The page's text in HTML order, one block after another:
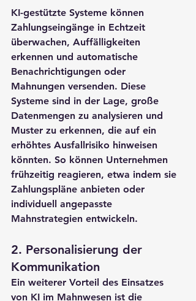
KI-gestützte Systeme können
Zahlungseingänge in Echtzeit
überwachen, Auffälligkeiten
erkennen und automatische
Benachrichtigungen oder
Mahnungen versenden. Diese
Systeme sind in der Lage, große
Datenmengen zu analysieren und
Muster zu erkennen, die auf ein
erhöhtes Ausfallrisiko hinweisen
könnten. So können Unternehmen
frühzeitig reagieren, etwa indem sie
Zahlungspläne anbieten oder
individuell angepasste
Mahnstrategien entwickeln.
2. Personalisierung der
Kommunikation
Ein weiterer Vorteil des Einsatzes
von KI im Mahnwesen ist die